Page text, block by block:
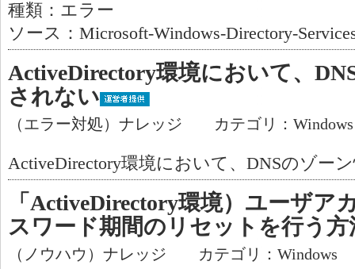
種類：エラー
ソース：Microsoft-Windows-Directory-
ActiveDirectory環境において、
されない
（エラー対処）ナレッジ カテゴリ：
ActiveDirectory環境において、DNSのゾー
「ActiveDirectory環境）ユーザア
スワード期間のリセットを行う
（ノウハウ）ナレッジ カテゴリ：Windows